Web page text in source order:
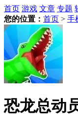
首页 游戏 文章 专题
您的位置： 首页 > 手
恐龙总动